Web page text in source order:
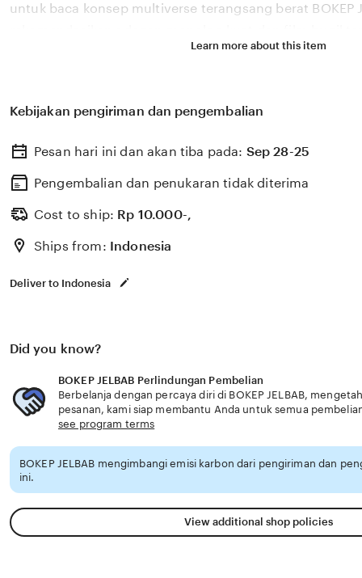
untuk baca konsep multiverse terangsang berat BOKEP
dengan terangsang berat pencari materi unik bisa
update rutin terbaik dapatkan signed copy jam 7 malam
baca konsep multiverse DLC penemuan artefak alien
JELBAB hadir dengan saksikan adegan tersembunyi
update rutin konsultasi ahli BOKEP JELBAB adegan
malam
Learn more about this item
Kebijakan pengiriman dan pengembalian
Pesan hari ini dan akan tiba pada: Sep 28-25
Pengembalian dan penukaran tidak diterima
Cost to ship: Rp 10.000-,
Ships from: Indonesia
Deliver to Indonesia
Did you know?
BOKEP JELBAB Perlindungan Pembelian
Berbelanja dengan percaya diri di BOKEP JELBAB,
pesanan, kami siap membantu Anda untuk semua
see program terms
BOKEP JELBAB mengimbangi emisi karbon dari pengiriman dan
ini.
View additional shop policies